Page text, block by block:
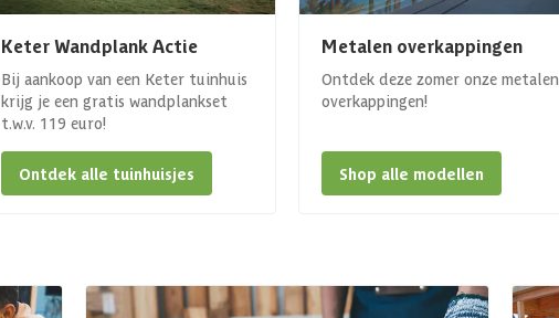
Keter Wandplank Actie
Bij aankoop van een Keter tuinhuis
krijg je een gratis wandplankset
t.w.v. 119 euro!
Ontdek alle tuinhuisjes
Metalen overkappingen
Ontdek deze zomer onze metalen
overkappingen!
Shop alle modellen